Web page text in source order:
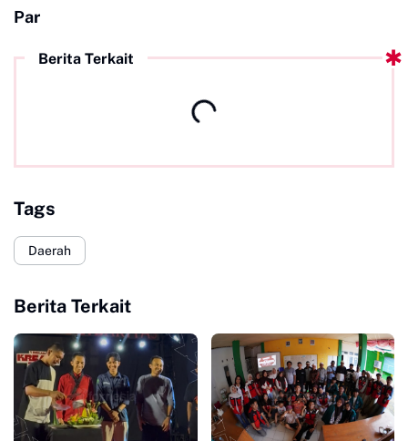
Par
Berita Terkait
Tags
Daerah
Berita Terkait